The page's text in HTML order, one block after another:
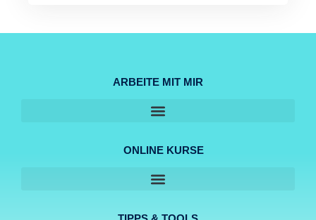
ARBEITE MIT MIR
ONLINE KURSE